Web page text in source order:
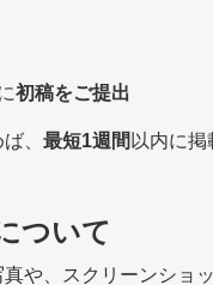
初稿をご提出
、 最短1週間 以内に掲
ついて
や、スクリーンショ